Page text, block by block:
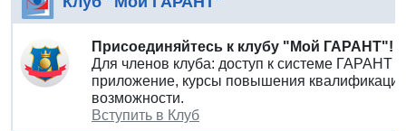
Присоединяйтесь к клубу "Мой ГАРАНТ"!
Для членов клуба: доступ к системе ГАРАНТ
приложение, курсы повышения
возможности.
Вступить в Клуб